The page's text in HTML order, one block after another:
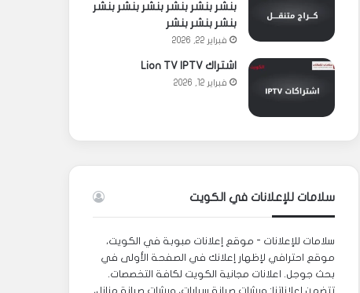
بنشر بنشر بنشر بنشر بنشر بنشر
بنشر بنشر بنشر
فبراير 22, 2026
اشتراك Lion TV IPTV
فبراير 12, 2026
سلامات للإعلانات في الكويت
سلامات للإعلانات - موقع إعلانات مبوبة في الكويت،
موقع احترافي لإظهار إعلانك في الصفحة الأولى في
بحث جوجل. اعلانات مجانية الكويت لكافة التخصصات.
تتضمن إعلاناتنا: ورشات صيانة سيارات، ورشات صيانة منازل،